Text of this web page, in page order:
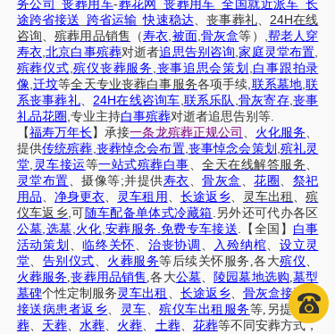
务公司
_丧葬用车-葬花网 丧葬用车 全国就近派车 长
途跨省接送 跨省运输 _快速稳达、丧事葬礼、 24H在线
咨询、殡葬用品销售 （寿衣 被面, 骨灰盒等）
帮老人穿
寿衣 ,北京白事殡葬对逝者追思告别咨询 ,家庭灵堂布置
殡葬仪式 殡仪丧葬服务 丧事追思会策划 白事跟拍录
像 迁坟等全天专业丧葬白事服务各项手续 联系墓地 ,联
系丧事葬礼、24H在线咨询车 联系乐队 骨灰寄存, 丧事
礼品花圈 专业主持白事殡葬对逝者追思告别等.
【福寿万年长 】承接一条龙殡葬正规公司 、 火化服务、
提供传统殡葬 丧葬悼念会布置, 丧事悼念会策划 殡礼灵
堂 灵车接运等一站式殡葬白事、全天在线解答服务、
灵堂布置、摄像等;并提供寿衣、骨灰盒 、花圈 、 祭祀
用品、 净身更衣、 灵车租用 、 长途返乡、 灵车出租 、殡
仪车返乡 可 随车配备单体式冷藏箱 另外还可代办各区
公墓 选墓 火化 安葬服务 免费专车接送 【全国】 白事
活动策划 、临终关怀、 治丧协调 、 入殓纳棺、 设立灵
堂、 告别仪式、 火葬服务等后续关怀服务 ,各大殡仪、
火葬服务,丧葬用品销售,各大公墓、 陵园墓地选购,墓型
墓碑个性定制服务 灵车出租 、 长途返乡、 骨灰盒接送、
接送病患者返乡、 灵车、殡仪车出租服务等,另提供树
葬、 天葬、水葬、 火葬、 土葬、 花葬等不同安葬方式，